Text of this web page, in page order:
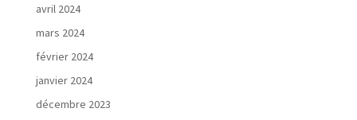
avril 2024
mars 2024
février 2024
janvier 2024
décembre 2023